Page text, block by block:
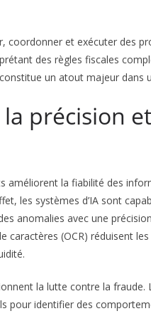
coordonner et exécuter des
des règles fiscales
un atout majeur dans
précision
améliorent la fiabilité des
les systèmes d’IA sont
anomalies avec une
caractères (OCR) réduisent
la lutte contre la fraude.
pour identifier des